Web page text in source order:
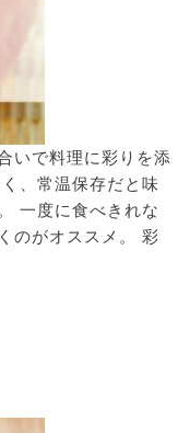
いで料理に彩りを添
、常温保存だと味
一度に食べきれな
のがオススメ。 彩